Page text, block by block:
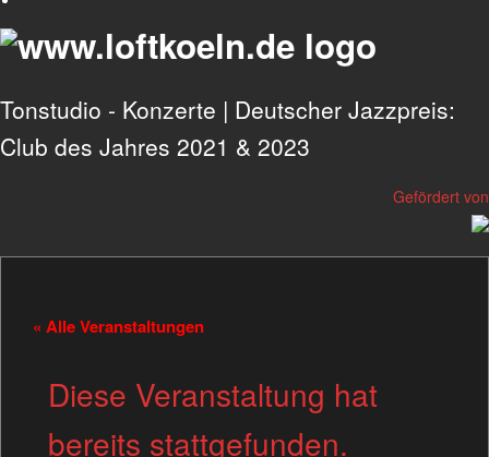
Tonstudio - Konzerte | Deutscher Jazzpreis:
Club des Jahres 2021 & 2023
Gefördert von
« Alle Veranstaltungen
Diese Veranstaltung hat
bereits stattgefunden.